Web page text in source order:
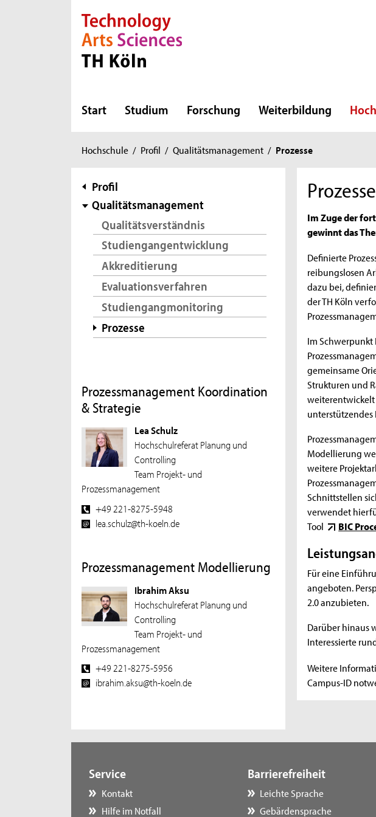
Direkt zur Hauptnavigation
Direkt zur Subnavigation
Direkt zum Inhalt
Direkt zum Fußbereich
Start Studium Forschung Weiterbildung
Sie
hier:
Hochschule / Profil / Qualitätsmanagement / Prozesse
Subnavigation
Profil
Qualitätsmanagement
Qualitätsverständnis
Studiengangentwicklung
Akkreditierung
Evaluationsverfahren
Studiengangmonitoring
Prozesse
Prozessmanagement Koordination
& Strategie
Lea Schulz
Hochschulreferat Planung und
Controlling
Team Projekt- und
Prozessmanagement
+49 221-8275-5948
lea.schulz@th-koeln.de
Prozessmanagement Modellierung
Ibrahim Aksu
Hochschulreferat Planung und
Controlling
Team Projekt- und
Prozessmanagement
+49 221-8275-5956
ibrahim.aksu@th-koeln.de
Prozesse
Im Zuge der
gewinnt das
Definierte
reibungslosen
dazu bei,
der TH Köln
Im
gemeinsame
Strukturen und
weiterentwickelt
Modellierung
weitere
Schnittstellen
verwendet
Tool
BIC
Für eine
angeboten.
2.0 anzubieten.
Darüber hinaus
Interessierte
Weitere
Campus-ID
Service
Kontakt
Hilfe im Notfall
Barrierefreiheit
Leichte Sprache
Gebärdensprache